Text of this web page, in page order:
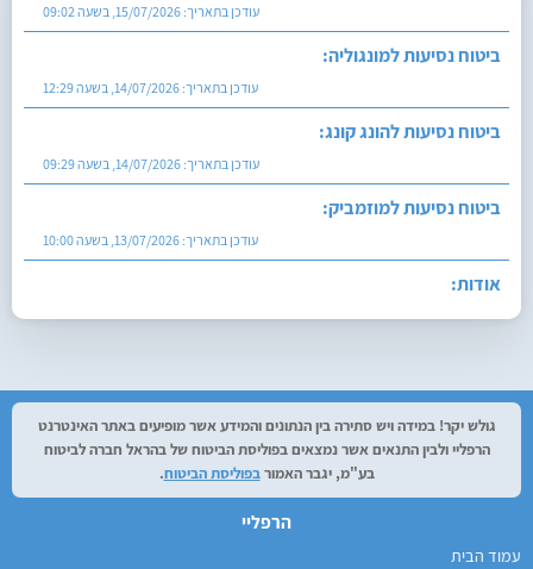
עודכן בתאריך: 15/07/2026, בשעה 09:02
ביטוח נסיעות למונגוליה:
עודכן בתאריך: 14/07/2026, בשעה 12:29
ביטוח נסיעות להונג קונג:
עודכן בתאריך: 14/07/2026, בשעה 09:29
ביטוח נסיעות למוזמביק:
עודכן בתאריך: 13/07/2026, בשעה 10:00
אודות:
עודכן בתאריך:27/07/2026, בשעה 12:29
גולש יקר! במידה ויש סתירה בין הנתונים והמידע אשר מופיעים באתר האינטרנט
הרפליי ולבין התנאים אשר נמצאים בפוליסת הביטוח של בהראל חברה לביטוח
בע"מ, יגבר האמורבפוליסת הביטוח.
הרפליי
עמוד הבית